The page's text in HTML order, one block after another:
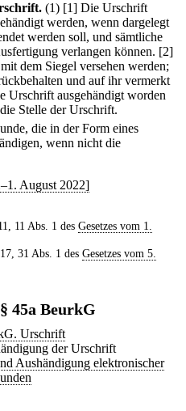
(1) [1] Die Urschrift
werden, wenn dargelegt
werden soll, und sämtliche
verlangen können. [2]
dem Siegel versehen werden;
und auf ihr vermerkt
Urschrift ausgehändigt worden
Stelle der Urschrift.
die in der Form eines
wenn nicht die
August 2022]
11 Abs. 1 des Gesetzes vom 1.
31 Abs. 1 des Gesetzes vom 5.
45a BeurkG
Urschrift
der Urschrift
Aushändigung elektronischer